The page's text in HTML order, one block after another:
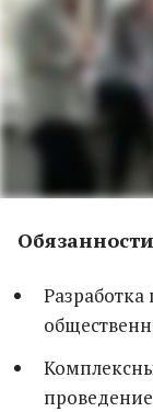
Разработка